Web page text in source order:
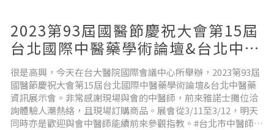
2023第93屆國醫節慶祝大會第15屆
台北國際中醫藥學術論壇&台北中醫
藥資訊展示會花絮
很是高興，今天在台大醫院國際會議中心所舉辦，2023第93屆
國醫節慶祝大會第15屆台北國際中醫藥學術論壇&台北中醫藥
資訊展示會。非常感謝現場與會的中醫師，前來雅諾士攤位洽
詢體驗人潮熱絡，且現場訂購商品。展會從3/11至3/12，明天
同時亦是歡迎與會中醫師能續前來參觀指教。#台北市中醫師公